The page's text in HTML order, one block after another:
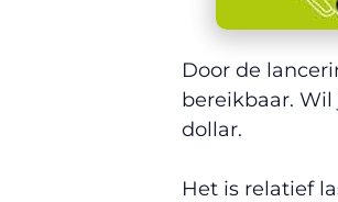
Door de
bereikbaar.
dollar.
Het is relatief